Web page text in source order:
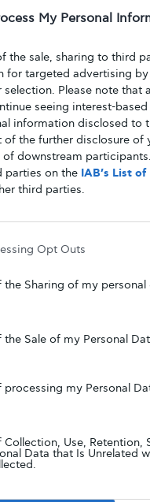
My Personal
the sale, sharing to third
for targeted advertising
Please note that
seeing interest-
information disclosed to
of the further disclosure
of downstream
parties on the IAB’s List
third parties.
Opt Outs
Sharing of my personal
Sale of my Personal
my Personal
Use, Retention,
Data that Is Unrelated
ΚΑΛΉ ΥΓΕΊΑ
να
Συχνά ακούμε ότι πρέπει να
στο ωράριο εργασίας,
δραστηριότητες.…
GLYKOULI
τέχνης και
Χριστουγεννιάτικα